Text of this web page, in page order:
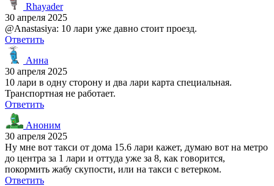
Rhayader
30 апреля 2025
@Anastasiya: 10 лари уже давно стоит проезд.
Ответить
Анна
30 апреля 2025
10 лари в одну сторону и два лари карта специальная.
Транспортная не работает.
Ответить
Аноним
30 апреля 2025
Ну мне вот такси от дома 15.6 лари кажет, думаю вот на метро
до центра за 1 лари и оттуда уже за 8, как говорится,
покормить жабу скупости, или на такси с ветерком.
Ответить